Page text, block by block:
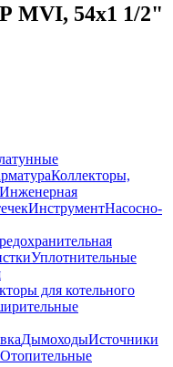
MVI, 54x1 1/2"
Коллекторы,
Инженерная
ИнструментНасосно-
Уплотнительные
для котельного
ДымоходыИсточники
Отопительные